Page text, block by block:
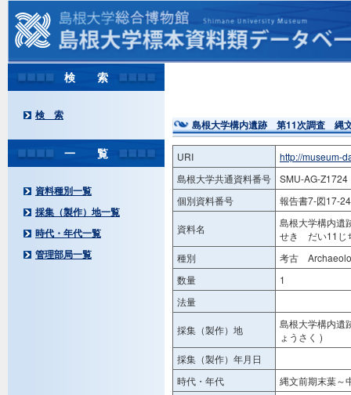
検 索
検 索
一 覧
資料種別一覧
採集（製作）地一覧
時代・年代一覧
管理部局一覧
島根大学構内遺跡 第11次調査 縄
URI
http://museum-
島根大学共通資料番号
SMU-AG-Z1724
個別資料番号
報告書7-図17-24
資料名
島根大学構内
せき だい11じ
種別
考古
数量
1
法量
採集（製作）地
島根大学構内
ょうさく )
採集（製作）年月日
時代・年代
縄文前期末葉～